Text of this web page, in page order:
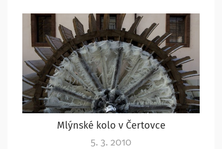
Mlýnské kolo v Čertovce
5. 3. 2010